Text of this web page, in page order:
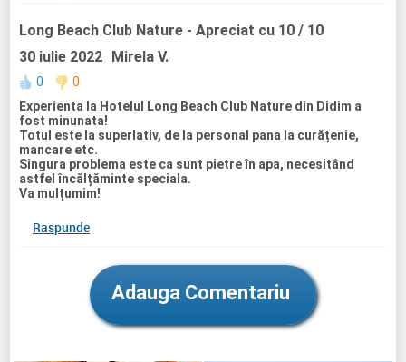
Restaurantul principal dar si cel a la carte pescaresc, pe
care l-am incercat noi, au o priveliste minunata spre apus.
Vezi cum soarele intra in mare in timp ce iti savurezi cina,
absolut superb.
Exista plaja privata amenajata cu sezlonguri, nu am
intampinat probleme in a gasi loc la sezlong nici la piscine,
nici pe plaja
Am oferit nota 9/10 deoarece in camera perna canapelei
era tocita (ar fi nevoie de putina renovare la anumite
aspecte ale camerei) iar cina la restaurantul a la carte nu a
fost exceptionala (prin comparatie cu cina de la alte
hoteluri in regim all inclusive).
Long Beach Club Nature - Apreciat cu 10 / 10
30 iulie 2022 Mirela V.
0
0
Experienta la Hotelul Long Beach Club Nature din Didim a
fost minunata!
Totul este la superlativ, de la personal pana la curățenie,
mancare etc.
Singura problema este ca sunt pietre în apa, necesitând
astfel încălțăminte speciala.
Va mulțumim!
Raspunde
Adauga Comentariu